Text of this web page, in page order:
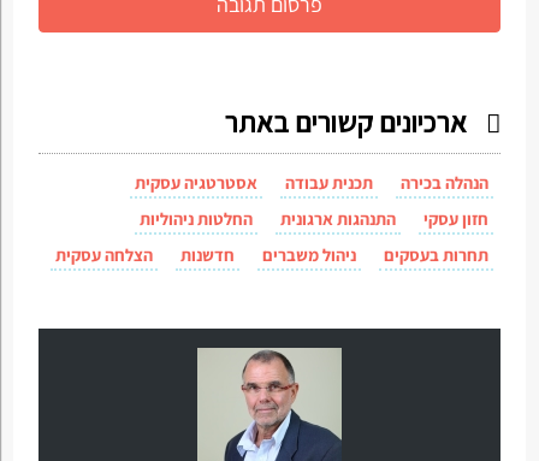
ארכיונים קשורים באתר
הנהלה בכירה תכנית עבודה
אסטרטגיה עסקית
חזון עסקי
התנהגות ארגונית
החלטות ניהוליות
תחרות בעסקים
ניהול משברים חדשנות הצלחה עסקית